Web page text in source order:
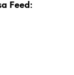
Feed: